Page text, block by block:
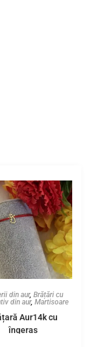
din aur, Brățări cu
din aur, Martisoare
Aur14k cu
îngeraș